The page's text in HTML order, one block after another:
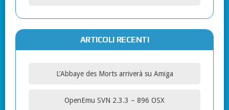
ARTICOLI RECENTI
L’Abbaye des Morts arriverà su Amiga
OpenEmu SVN 2.3.3 – 896 OSX